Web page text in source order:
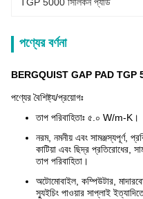
পণ্যের বর্ণনা
BERGQUIST GAP PAD TGP
পণ্যের বৈশিষ্ট্য/প্রয়োগঃ
তাপ পরিবাহিতাঃ ৫.০ W/m-K।
নরম, নমনীয় এবং সামঞ্জস্যপূর্ণ,
কাটিয়া এবং ছিদ্র প্রতিরোধের,
তাপ পরিবাহিতা।
অটোমোবাইল, কম্পিউটার,
স্যুইচিং পাওয়ার সাপ্লাই